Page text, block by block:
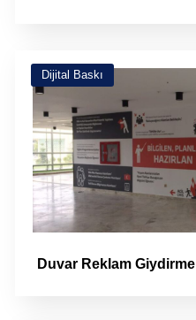
Dijital Baskı
Duvar Reklam Giydirme